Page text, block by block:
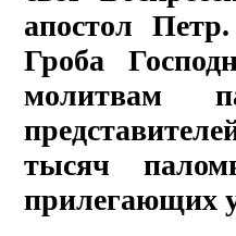
апостол
Гроба
молитвам
тысяч
прилегающих